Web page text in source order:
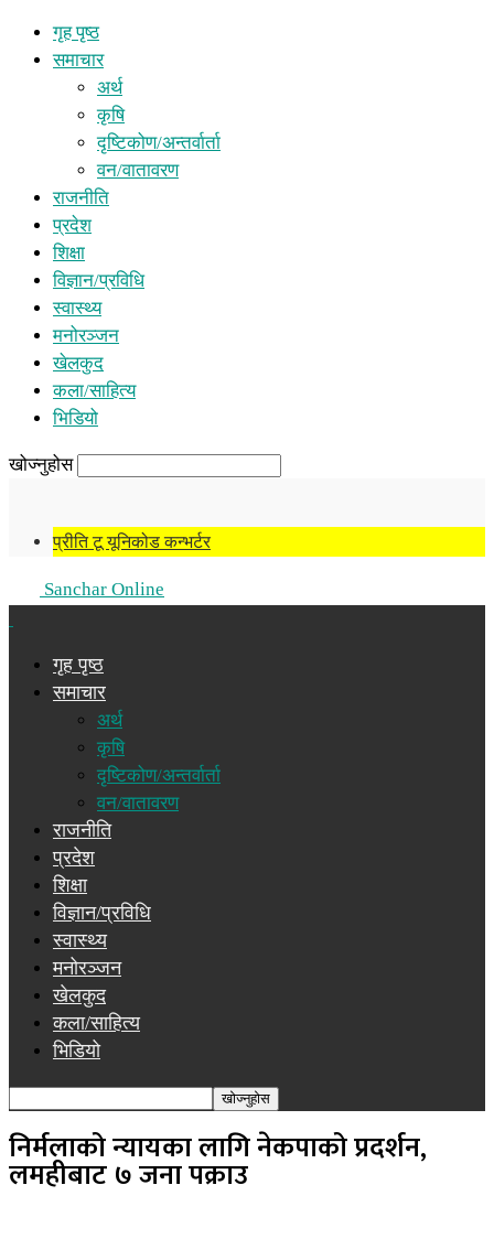
गृह पृष्ठ
समाचार
अर्थ
कृषि
दृष्टिकोण/अन्तर्वार्ता
वन/वातावरण
राजनीति
प्रदेश
शिक्षा
विज्ञान/प्रविधि
स्वास्थ्य
मनोरञ्जन
खेलकुद
कला/साहित्य
भिडियो
खोज्नुहोस
प्रीति टू यूनिकोड कन्भर्टर
Sanchar Online
गृह पृष्ठ
समाचार
अर्थ
कृषि
दृष्टिकोण/अन्तर्वार्ता
वन/वातावरण
राजनीति
प्रदेश
शिक्षा
विज्ञान/प्रविधि
स्वास्थ्य
मनोरञ्जन
खेलकुद
कला/साहित्य
भिडियो
निर्मलाको न्यायका लागि नेकपाको प्रदर्शन,
लमहीबाट ७ जना पक्राउ